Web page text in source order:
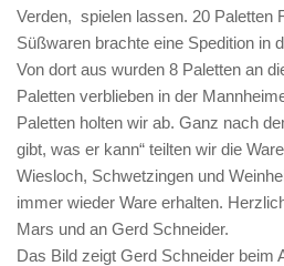
Verden, spielen lassen. 20 Paletten
Süßwaren brachte eine Spedition in
Von dort aus wurden 8 Paletten an
Paletten verblieben in der
Paletten holten wir ab. Ganz nach
gibt, was er kann“ teilten wir die
Wiesloch, Schwetzingen und
immer wieder Ware erhalten.
Mars und an Gerd Schneider.
Das Bild zeigt Gerd Schneider beim